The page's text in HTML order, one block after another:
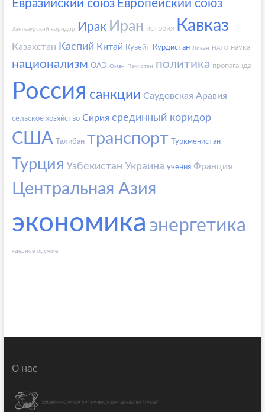
Евразийский союз Европейский союз
Зангезурский коридор Ирак Иран история Кавказ
Казахстан Каспий Китай Кувейт Курдистан Ливан НАТО наука
национализм ОАЭ Оман Пакистан политика пропаганда
Россия санкции Саудовская Аравия
сельское хозяйство Сирия срединный коридор
США Талибан транспорт Туркменистан
Турция Узбекистан Украина учения Франция
Центральная Азия
экономика энергетика
ядерное оружие
О нас